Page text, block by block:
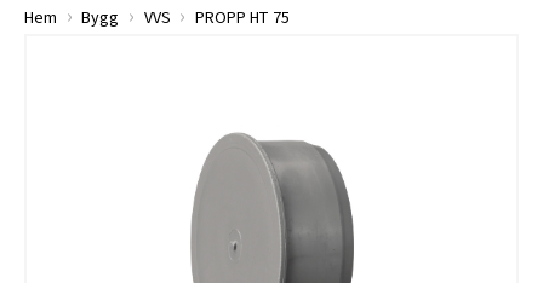
Hem › Bygg › VVS › PROPP HT 75